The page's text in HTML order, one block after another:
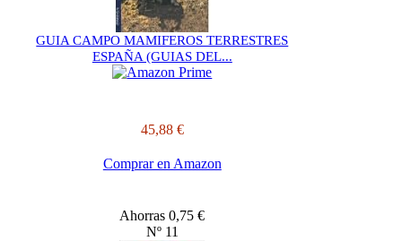
GUIA CAMPO MAMIFEROS TERRESTRES
ESPAÑA (GUIAS DEL...
45,88 €
Comprar en Amazon
Ahorras 0,75 €
Nº 11